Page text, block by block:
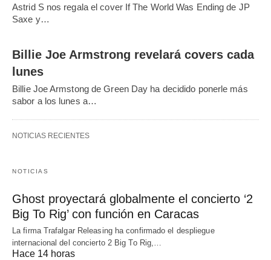
Astrid S nos regala el cover If The World Was Ending de JP
Saxe y…
Billie Joe Armstrong revelará covers cada
lunes
Billie Joe Armstong de Green Day ha decidido ponerle más
sabor a los lunes a…
NOTICIAS RECIENTES
NOTICIAS
Ghost proyectará globalmente el concierto ‘2
Big To Rig’ con función en Caracas
La firma Trafalgar Releasing ha confirmado el despliegue
internacional del concierto 2 Big To Rig,…
Hace 14 horas